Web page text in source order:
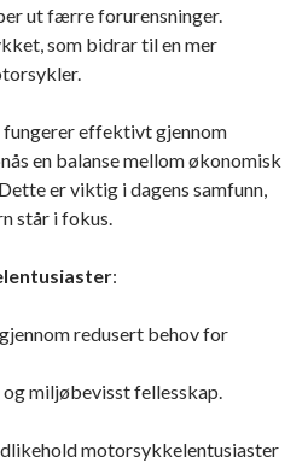
ut færre forurensninger.
som bidrar til en mer
effektivt gjennom
en balanse mellom økonomisk
er viktig i dagens samfunn,
står i fokus.
:
redusert behov for
miljøbevisst fellesskap.
motorsykkelentusiaster